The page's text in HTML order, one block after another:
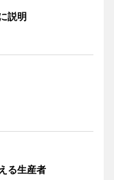
説明
る生産者